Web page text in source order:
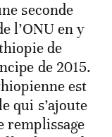
seconde
l’ONU en y
de
de 2015.
est
qui s’ajoute
remplissage